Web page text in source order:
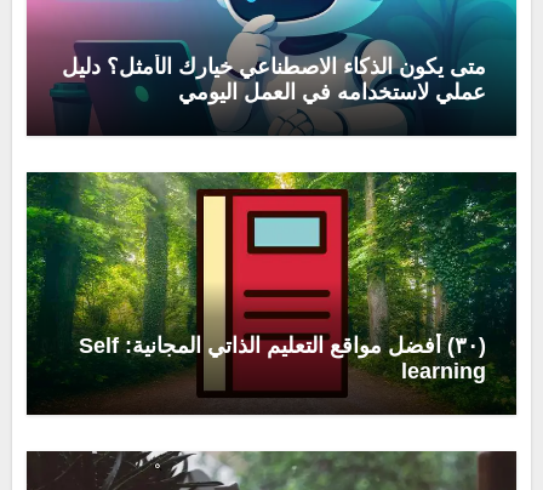
متى يكون الذكاء الاصطناعي خيارك الأمثل؟ دليل
عملي لاستخدامه في العمل اليومي
(٣٠) أفضل مواقع التعليم الذاتي المجانية: Self
learning